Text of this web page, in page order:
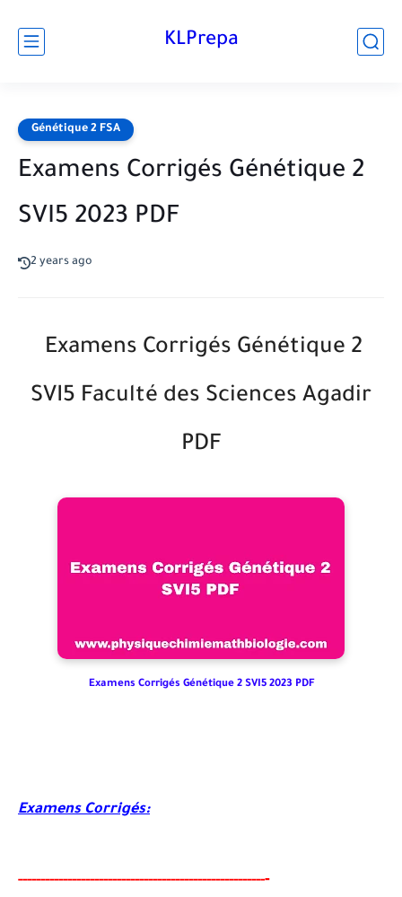
KLPrepa
Génétique 2 FSA
Examens Corrigés Génétique 2
SVI5 2023 PDF
2 years ago
Examens Corrigés Génétique 2
SVI5 Faculté des Sciences Agadir
PDF
Examens Corrigés Génétique 2 SVI5 2023 PDF
Examens Corrigés:
--------------------------------------------------------